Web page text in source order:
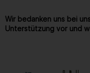
Wir bedanken uns bei
Unterstützung vor und